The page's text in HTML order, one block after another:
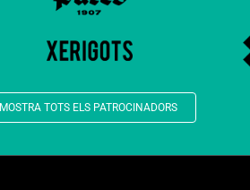
MOSTRA TOTS ELS PATROCINADORS